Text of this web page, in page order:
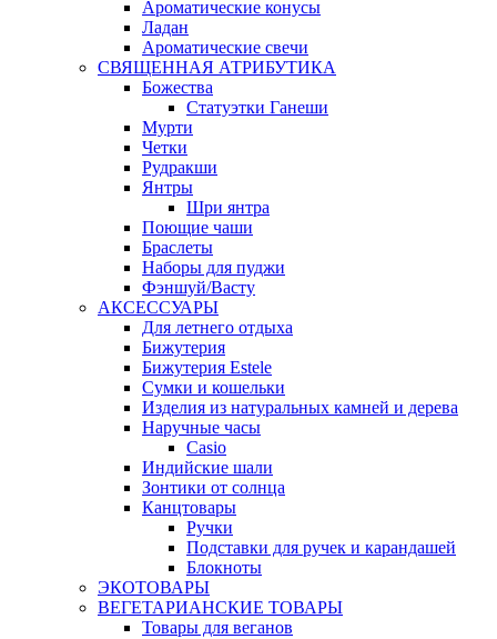
Ароматические конусы
Ладан
Ароматические свечи
СВЯЩЕННАЯ АТРИБУТИКА
Божества
Статуэтки Ганеши
Мурти
Четки
Рудракши
Янтры
Шри янтра
Поющие чаши
Браслеты
Наборы для пуджи
Фэншуй/Васту
АКСЕССУАРЫ
Для летнего отдыха
Бижутерия
Бижутерия Estele
Сумки и кошельки
Изделия из натуральных камней и дерева
Наручные часы
Casio
Индийские шали
Зонтики от солнца
Канцтовары
Ручки
Подставки для ручек и карандашей
Блокноты
ЭКОТОВАРЫ
ВЕГЕТАРИАНСКИЕ ТОВАРЫ
Товары для веганов